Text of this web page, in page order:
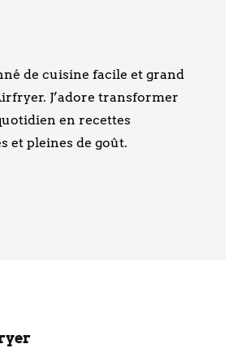
de cuisine facile et grand
J’adore transformer
en recettes
et pleines de goût.